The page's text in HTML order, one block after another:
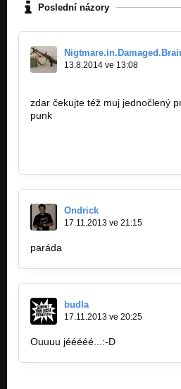
Poslední názory
13.8.2014 ve 13:08
zdar čekujte též muj jednočlený
punk
Ondrick
17.11.2013 ve 21:15
paráda
budla
17.11.2013 ve 20:25
Ouuuu jééééé...:-D